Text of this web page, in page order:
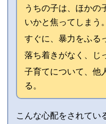
うちの子は、ほかの
いかと焦ってしまう。
すぐに、暴力をふる
落ち着きがなく、じ
子育てについて、他
る。
こんな心配をされてい